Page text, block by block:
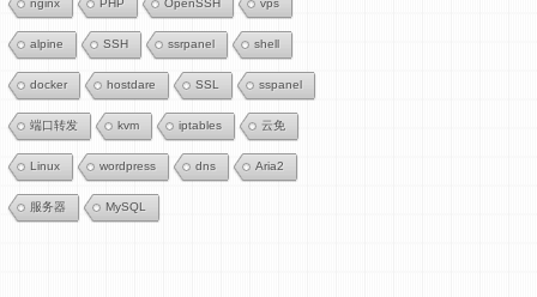
nginx PHP OpenSSH vps
alpine SSH ssrpanel shell
docker hostdare SSL sspanel
端口转发 kvm iptables 云免
Linux wordpress dns Aria2
服务器 MySQL